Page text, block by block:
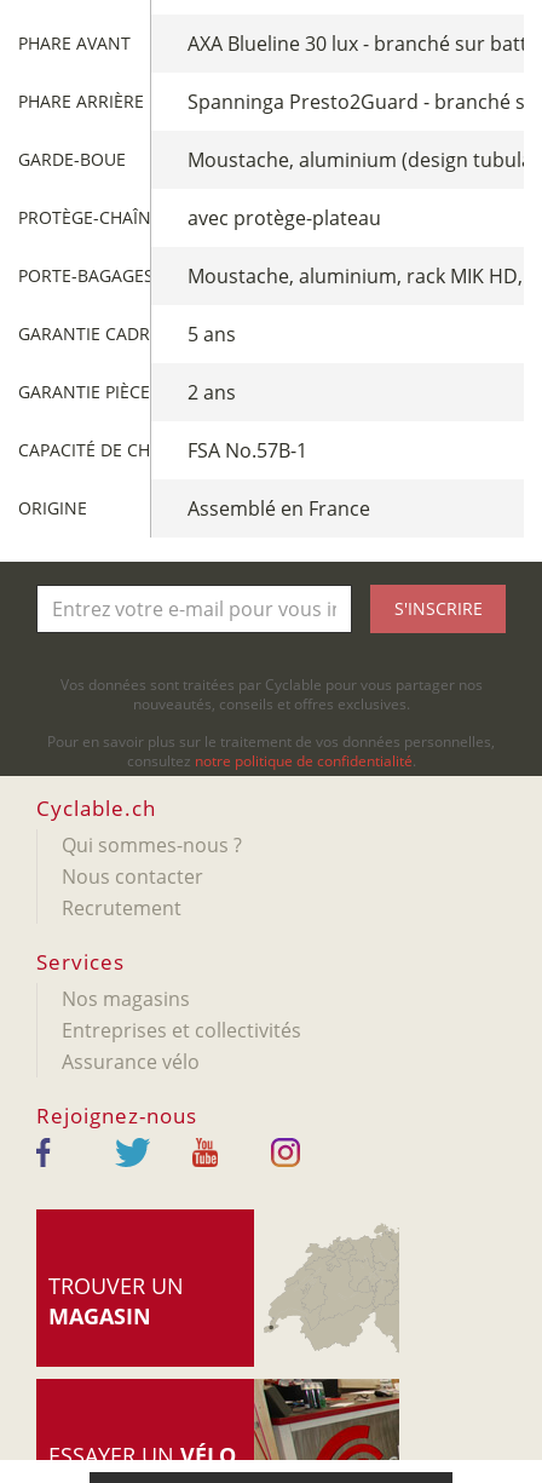
PHARE AVANT AXA Blueline 30 lux - branché sur
PHARE ARRIÈRE Spanninga Presto2Guard - branché
GARDE-BOUE Moustache, aluminium (design
PROTÈGE-CHAÎNE avec protège-plateau
PORTE-BAGAGES ARRIÈREMoustache, aluminium, rack MIK HD,
GARANTIE CADRE 5 ans
GARANTIE PIÈCES 2 ans
CAPACITÉ DE CHARGEFSA No.57B-1
ORIGINE Assemblé en France
S'INSCRIRE
Vos données sont traitées par Cyclable pour vous partager nos
nouveautés, conseils et offres exclusives.
Pour en savoir plus sur le traitement de vos données personnelles,
consultez notre politique de confidentialité.
Cyclable.ch
Qui sommes-nous ?
Nous contacter
Recrutement
Services
Nos magasins
Entreprises et collectivités
Assurance vélo
Rejoignez-nous
TROUVER UN
MAGASIN
ESSAYER UNVÉLO